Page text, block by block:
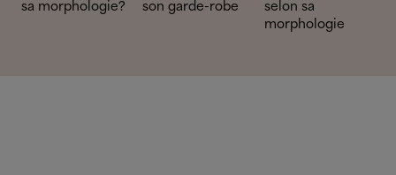
sa morphologie?
son garde-robe
selon sa
morphologie